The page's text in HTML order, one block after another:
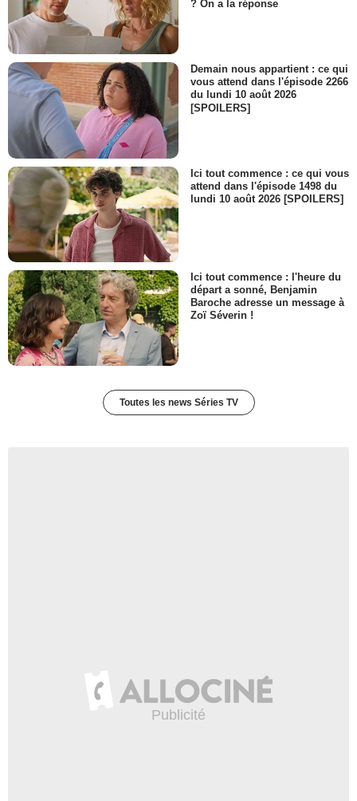
? On a la réponse
Demain nous appartient : ce qui
vous attend dans l'épisode 2266
du lundi 10 août 2026
[SPOILERS]
Ici tout commence : ce qui vous
attend dans l'épisode 1498 du
lundi 10 août 2026 [SPOILERS]
Ici tout commence : l'heure du
départ a sonné, Benjamin
Baroche adresse un message à
Zoï Séverin !
Toutes les news Séries TV